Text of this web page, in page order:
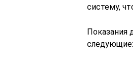
систему,
Показания
следующие: